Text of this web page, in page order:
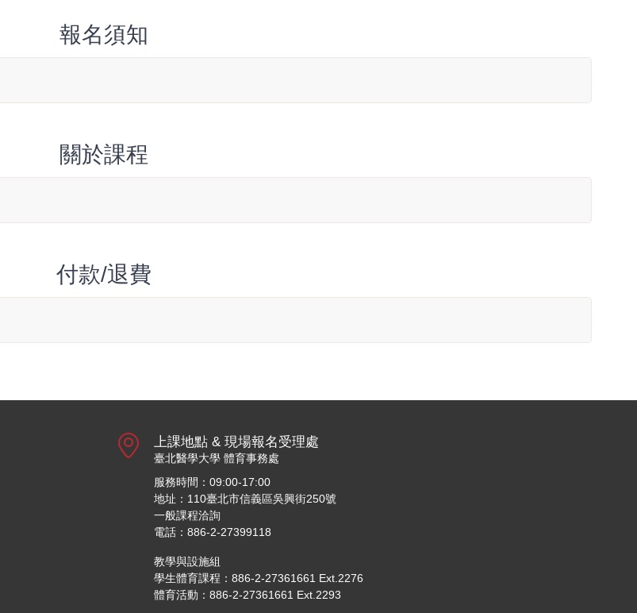
報名須知
關於課程
付款/退費
上課地點 & 現場報名受理處
臺北醫學大學 體育事務處
服務時間：09:00-17:00
地址：110臺北市信義區吳興街250號
一般課程洽詢
電話：886-2-27399118
教學與設施組
學生體育課程：886-2-27361661 Ext.2276
體育活動：886-2-27361661 Ext.2293